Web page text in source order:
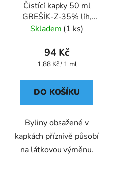
Čistící kapky 50 ml
GREŠÍK-Z-35% líh,
Devatero bylin kapky
Skladem (1 ks)
94 Kč
Měrná
1,88 Kč / 1 ml
DO KOŠÍKU
Byliny obsažené v
kapkách příznivě působí
na látkovou výměnu.